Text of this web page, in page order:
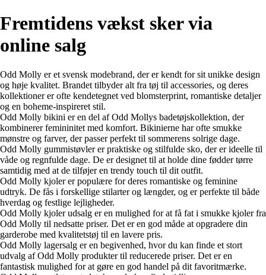
Fremtidens vækst sker via
online salg
Odd Molly er et svensk modebrand, der er kendt for sit unikke design
og høje kvalitet. Brandet tilbyder alt fra tøj til accessories, og deres
kollektioner er ofte kendetegnet ved blomsterprint, romantiske detaljer
og en boheme-inspireret stil.
Odd Molly bikini er en del af Odd Mollys badetøjskollektion, der
kombinerer femininitet med komfort. Bikinierne har ofte smukke
mønstre og farver, der passer perfekt til sommerens solrige dage.
Odd Molly gummistøvler er praktiske og stilfulde sko, der er ideelle til
våde og regnfulde dage. De er designet til at holde dine fødder tørre
samtidig med at de tilføjer en trendy touch til dit outfit.
Odd Molly kjoler er populære for deres romantiske og feminine
udtryk. De fås i forskellige stilarter og længder, og er perfekte til både
hverdag og festlige lejligheder.
Odd Molly kjoler udsalg er en mulighed for at få fat i smukke kjoler fra
Odd Molly til nedsatte priser. Det er en god måde at opgradere din
garderobe med kvalitetstøj til en lavere pris.
Odd Molly lagersalg er en begivenhed, hvor du kan finde et stort
udvalg af Odd Molly produkter til reducerede priser. Det er en
fantastisk mulighed for at gøre en god handel på dit favoritmærke.